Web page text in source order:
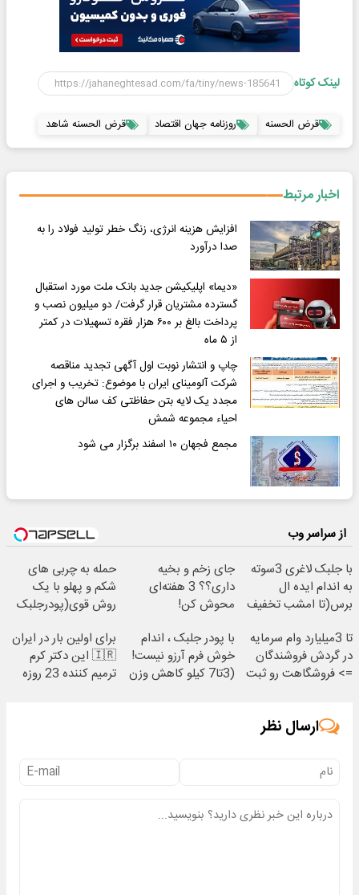
لینک کوتاه
قرض الحسنه روزنامه جهان اقتصاد قرض الحسنه شاهد
اخبار مرتبط
افزایش هزینه انرژی، زنگ خطر تولید فولاد را به
صدا درآورد
«دیما» اپلیکیشن جدید بانک ملت مورد استقبال
گسترده مشتریان قرار گرفت/ دو میلیون نصب و
پرداخت بالغ بر ۶۰۰ هزار فقره تسهیلات در کمتر
از ۵ ماه
چاپ و انتشار نوبت اول آگهی تجدید مناقصه
شرکت آلومینای ایران با موضوع: تخریب و اجرای
مجدد یک لایه بتن حفاظتی کف سالن های
احیاء مجموعه شمش
مجمع فجهان ۱۰ اسفند برگزار می شود
از سراسر وب
با جلبک لاغری 3سوته
به اندام ایده ال
برس(تا امشب تخفیف
جای زخم و بخیه
داری؟؟ 3 هفته‌ای
محوش کن!
حمله به چربی های
شکم و پهلو با یک
روش قوی(پودرجلبک
تا 3میلیارد وام سرمایه
در گردش فروشندگان
=> فروشگاهت رو ثبت
با پودر جلبک ، اندام
خوش فرم آرزو نیست!
(3تا7 کیلو کاهش وزن
برای اولین بار در ایران
🇮🇷 این دکتر کرم
ترمیم کننده 23 روزه
ارسال نظر